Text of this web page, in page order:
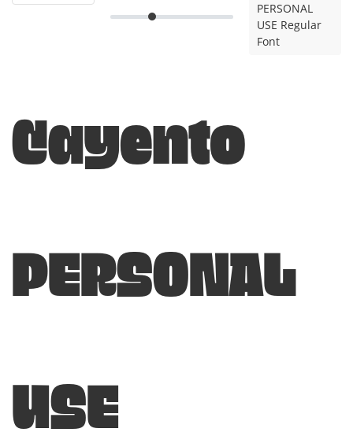
PERSONAL
USE Regular
Font
Cayento
PERSONAL
USE